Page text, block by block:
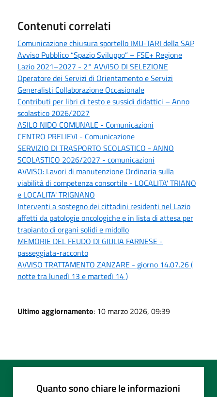
Contenuti correlati
Comunicazione chiusura sportello IMU-TARI della SAP
Avviso Pubblico “Spazio Sviluppo” – FSE+ Regione
Lazio 2021–2027 - 2° AVVISO DI SELEZIONE
Operatore dei Servizi di Orientamento e Servizi
Generalisti Collaborazione Occasionale
Contributi per libri di testo e sussidi didattici – Anno
scolastico 2026/2027
ASILO NIDO COMUNALE - Comunicazioni
CENTRO PRELIEVI - Comunicazione
SERVIZIO DI TRASPORTO SCOLASTICO - ANNO
SCOLASTICO 2026/2027 - comunicazioni
AVVISO: Lavori di manutenzione Ordinaria sulla
viabilità di competenza consortile - LOCALITA' TRIANO
e LOCALITA' TRIGNANO
Interventi a sostegno dei cittadini residenti nel Lazio
affetti da patologie oncologiche e in lista di attesa per
trapianto di organi solidi e midollo
MEMORIE DEL FEUDO DI GIULIA FARNESE -
passeggiata-racconto
AVVISO TRATTAMENTO ZANZARE - giorno 14.07.26 (
notte tra lunedì 13 e martedì 14 )
Ultimo aggiornamento: 10 marzo 2026, 09:39
Quanto sono chiare le informazioni